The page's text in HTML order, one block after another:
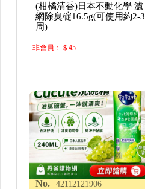
(柑橘清香)日本不動化學 濾
網除臭碇16.5g(可使用約2-3
周)
非會員：＄45
No. 42112121906